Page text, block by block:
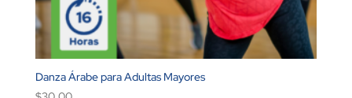
Danza Árabe para Adultas Mayores